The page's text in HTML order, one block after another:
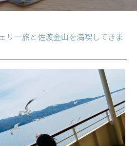
リー旅と佐渡金山を満喫してきま